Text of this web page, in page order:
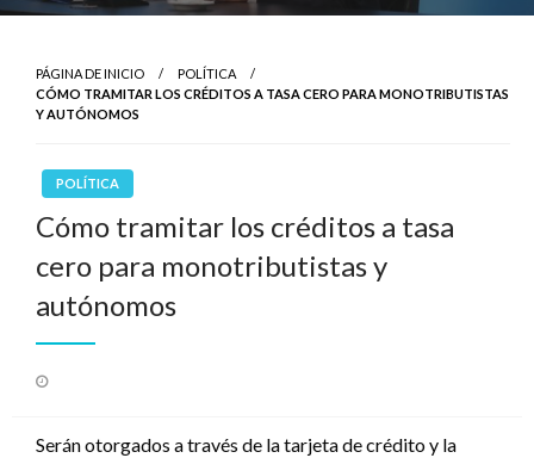
PÁGINA DE INICIO
POLÍTICA
CÓMO TRAMITAR LOS CRÉDITOS A TASA CERO PARA MONOTRIBUTISTAS
Y AUTÓNOMOS
POLÍTICA
Cómo tramitar los créditos a tasa
cero para monotributistas y
autónomos
Serán otorgados a través de la tarjeta de crédito y la